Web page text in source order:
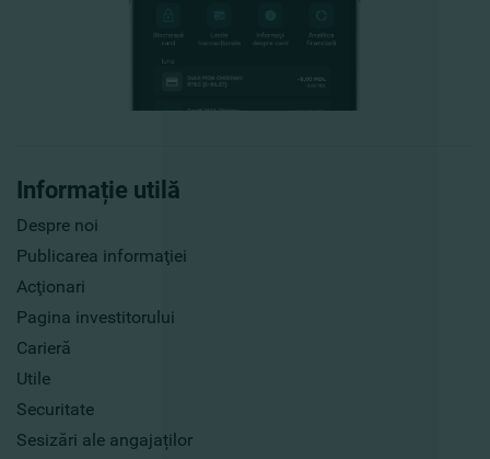
Informație utilă
Despre noi
Publicarea informaţiei
Acţionari
Pagina investitorului
Carieră
Utile
Securitate
Sesizări ale angajaților